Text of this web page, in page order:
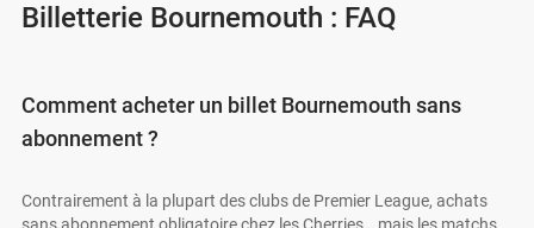
Billetterie Bournemouth : FAQ
Comment acheter un billet Bournemouth sans
abonnement ?
Contrairement à la plupart des clubs de Premier League, achats